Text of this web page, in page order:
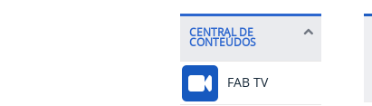
CENTRAL DE
CONTEÚDOS
FAB TV